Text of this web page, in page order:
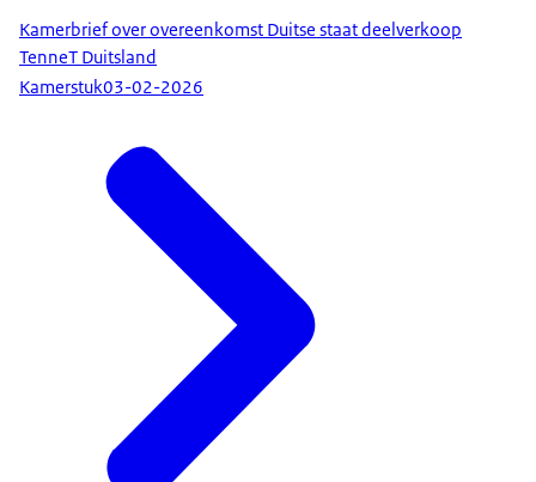
Kamerbrief over overeenkomst Duitse staat deelverkoop
TenneT Duitsland
Kamerstuk03-02-2026